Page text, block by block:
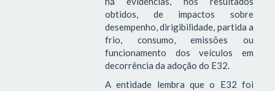
obtidos, de impactos sobre
desempenho, dirigibilidade, partida a
frio, consumo, emissões ou
funcionamento dos veículos em
decorrência da adoção do E32.
A entidade lembra que o E32 foi